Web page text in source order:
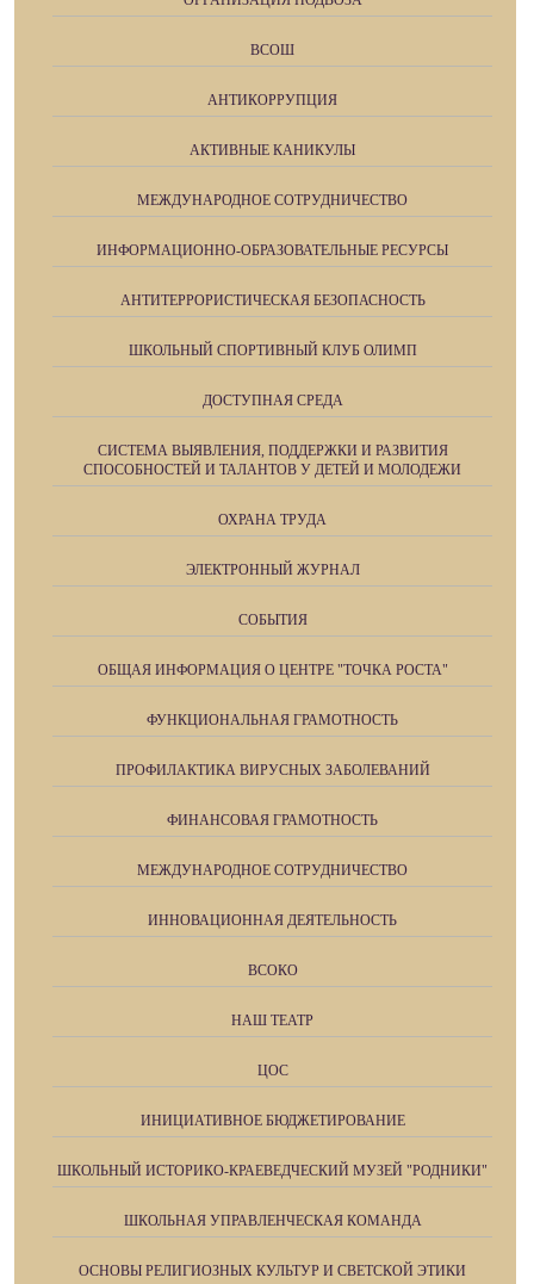
ВСОШ
АНТИКОРРУПЦИЯ
АКТИВНЫЕ КАНИКУЛЫ
МЕЖДУНАРОДНОЕ СОТРУДНИЧЕСТВО
ИНФОРМАЦИОННО-ОБРАЗОВАТЕЛЬНЫЕ РЕСУРСЫ
АНТИТЕРРОРИСТИЧЕСКАЯ БЕЗОПАСНОСТЬ
ШКОЛЬНЫЙ СПОРТИВНЫЙ КЛУБ ОЛИМП
ДОСТУПНАЯ СРЕДА
СИСТЕМА ВЫЯВЛЕНИЯ, ПОДДЕРЖКИ И РАЗВИТИЯ
СПОСОБНОСТЕЙ И ТАЛАНТОВ У ДЕТЕЙ И МОЛОДЕЖИ
ОХРАНА ТРУДА
ЭЛЕКТРОННЫЙ ЖУРНАЛ
СОБЫТИЯ
ОБЩАЯ ИНФОРМАЦИЯ О ЦЕНТРЕ "ТОЧКА РОСТА"
ФУНКЦИОНАЛЬНАЯ ГРАМОТНОСТЬ
ПРОФИЛАКТИКА ВИРУСНЫХ ЗАБОЛЕВАНИЙ
ФИНАНСОВАЯ ГРАМОТНОСТЬ
МЕЖДУНАРОДНОЕ СОТРУДНИЧЕСТВО
ИННОВАЦИОННАЯ ДЕЯТЕЛЬНОСТЬ
ВСОКО
НАШ ТЕАТР
ЦОС
ИНИЦИАТИВНОЕ БЮДЖЕТИРОВАНИЕ
ШКОЛЬНЫЙ ИСТОРИКО-КРАЕВЕДЧЕСКИЙ МУЗЕЙ "РОДНИКИ"
ШКОЛЬНАЯ УПРАВЛЕНЧЕСКАЯ КОМАНДА
ОСНОВЫ РЕЛИГИОЗНЫХ КУЛЬТУР И СВЕТСКОЙ ЭТИКИ